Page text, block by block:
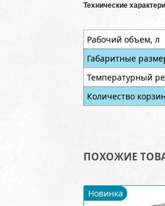
Технические
Рабочий объем, л
Габаритные
Температурный
Количество
ПОХОЖИЕ
Новинка